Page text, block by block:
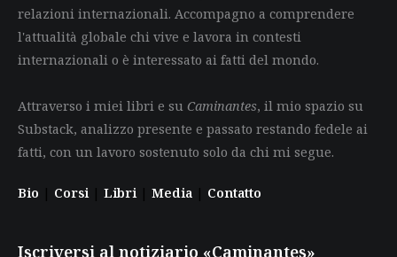
relazioni internazionali. Accompagno a comprendere
l'attualità globale chi vive e lavora in contesti
internazionali o è interessato ai fatti del mondo.
Attraverso i miei libri e su Caminantes, il mio spazio su
Substack, analizzo presente e passato restando fedele ai
fatti, con un lavoro sostenuto solo da chi mi segue.
Bio | Corsi | Libri | Media | Contatto
Iscriversi al notiziario «Caminantes»